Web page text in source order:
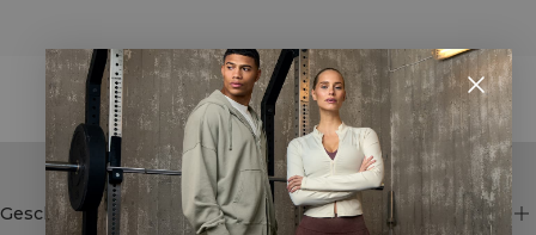
STYLE WITH
Geschäft